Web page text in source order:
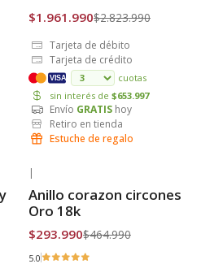
$1.961.990$2.823.990
Tarjeta de débito
Tarjeta de crédito
VISA
cuotas
sin interés de $653.997
Envío GRATIS hoy
Retiro en tienda
Estuche de regalo
Envío Gratis
|
Anillo corazon circones
Oro 18k
$293.990$464.990
5.0